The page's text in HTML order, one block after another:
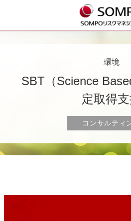
環境
SBT（Science
定取得
コンサルティ